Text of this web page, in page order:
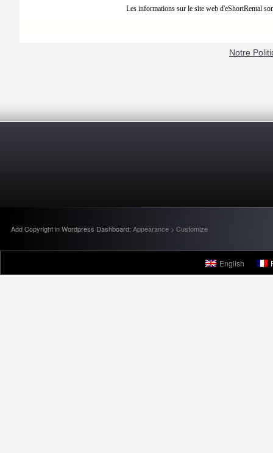
Notre
Add Copyright in Wordpress Dashboard: Appearance > Customize
English